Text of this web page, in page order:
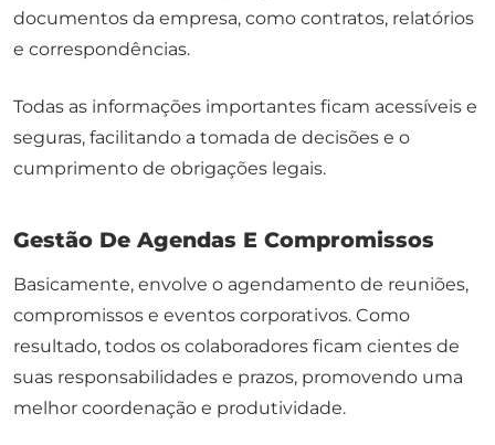
documentos da empresa, como contratos, relatórios
e correspondências.
Todas as informações importantes ficam acessíveis e
seguras, facilitando a tomada de decisões e o
cumprimento de obrigações legais.
Gestão De Agendas E Compromissos
Basicamente, envolve o agendamento de reuniões,
compromissos e eventos corporativos. Como
resultado, todos os colaboradores ficam cientes de
suas responsabilidades e prazos, promovendo uma
melhor coordenação e produtividade.